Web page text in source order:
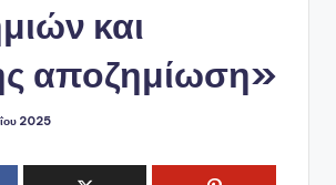
και
αποζημίωση»
2025